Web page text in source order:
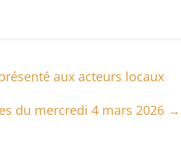
aux acteurs locaux
du mercredi 4 mars 2026 →